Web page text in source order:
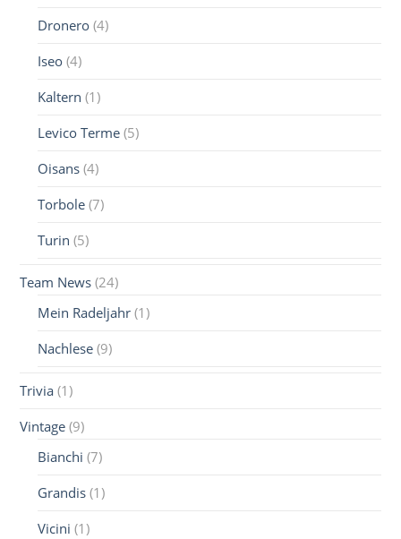
Dronero (4)
Iseo (4)
Kaltern (1)
Levico Terme (5)
Oisans (4)
Torbole (7)
Turin (5)
Team News (24)
Mein Radeljahr (1)
Nachlese (9)
Trivia (1)
Vintage (9)
Bianchi (7)
Grandis (1)
Vicini (1)